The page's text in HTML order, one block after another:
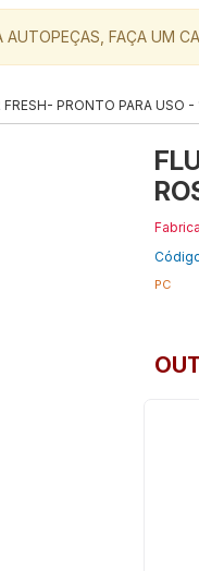
AUTOPEÇAS, FAÇA UM
FRESH- PRONTO PARA USO
PC